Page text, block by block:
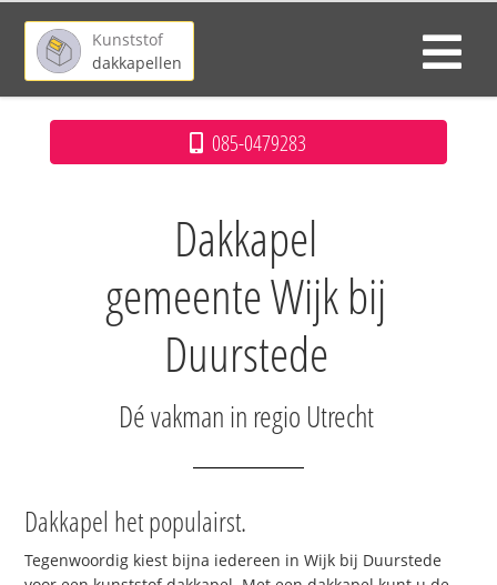
Kunststof
dakkapellen
085-0479283
Dakkapel
gemeente Wijk bij
Duurstede
Dé vakman in regio Utrecht
Dakkapel het populairst.
Tegenwoordig kiest bijna iedereen in Wijk bij Duurstede